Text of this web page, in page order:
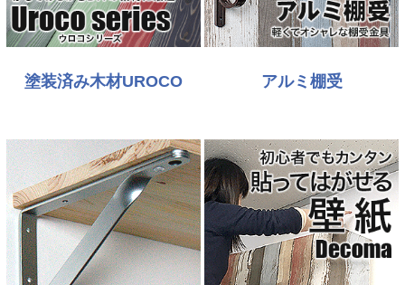
塗装済み木材UROCO アルミ棚受